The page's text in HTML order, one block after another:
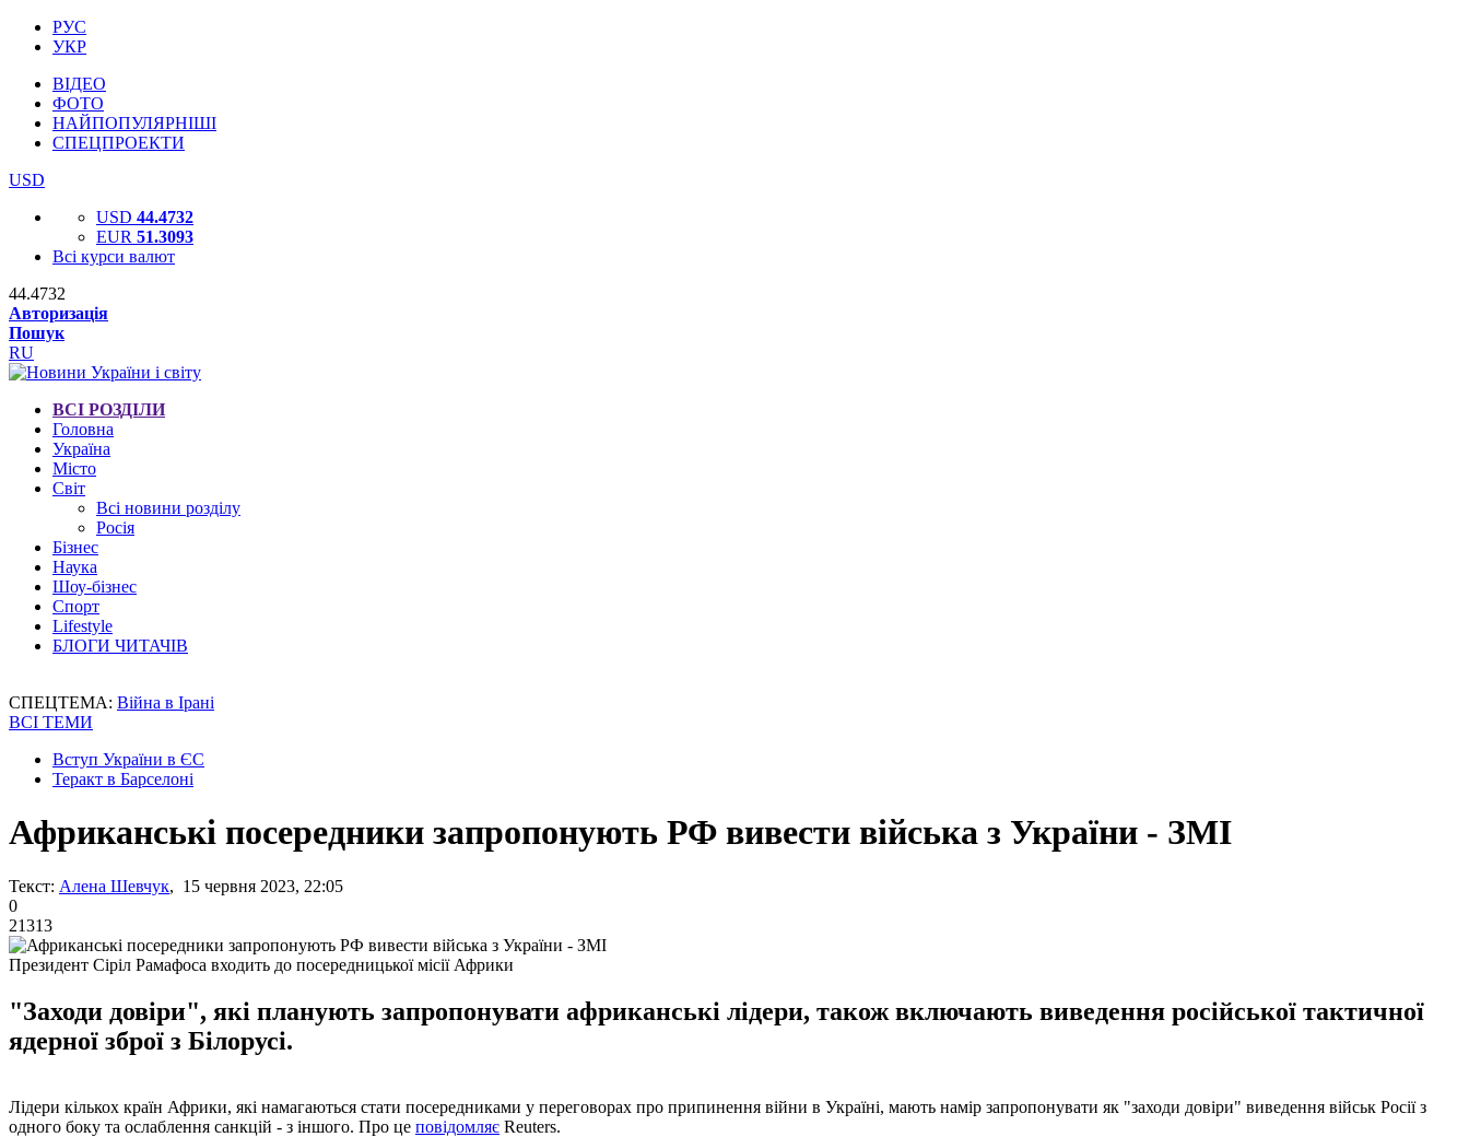
РУС
УКР
ВІДЕО
ФОТО
НАЙПОПУЛЯРНІШІ
СПЕЦПРОЕКТИ
USD
USD 44.4732
EUR 51.3093
Всі курси валют
44.4732
Авторизація
Пошук
RU
ВСІ РОЗДІЛИ
Головна
Україна
Місто
Світ
Всі новини розділу
Росія
Бізнес
Наука
Шоу-бізнес
Спорт
Lifestyle
БЛОГИ ЧИТАЧІВ
СПЕЦТЕМА: Війна в Ірані
ВСІ ТЕМИ
Вступ України в ЄС
Теракт в Барселоні
Африканські посередники запропонують РФ вивести війська з України - ЗМІ
Текст: Алена Шевчук, 15 червня 2023, 22:05
0
21313
Президент Сіріл Рамафоса входить до посередницької місії Африки
"Заходи довіри", які планують запропонувати африканські лідери, також включають виведення російської тактичної
ядерної зброї з Білорусі.
Лідери кількох країн Африки, які намагаються стати посередниками у переговорах про припинення війни в Україні, мають намір запропонувати як "заходи довіри" виведення військ Росії з
одного боку та ослаблення санкцій - з іншого. Про це повідомляє Reuters.